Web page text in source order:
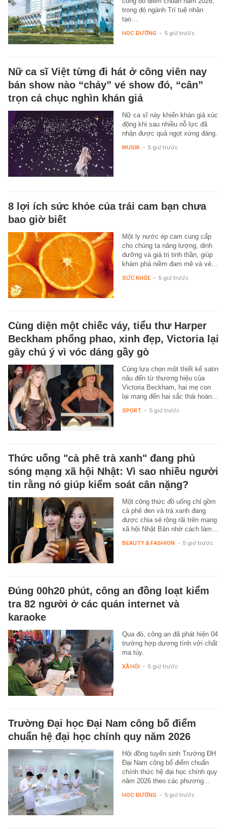
trong đó ngành Trí tuệ nhân
tạo…
HỌC ĐƯỜNG - 5 giờ trước
Nữ ca sĩ Việt từng đi hát ở công viên nay
bán show nào “cháy” vé show đó, “cân”
trọn cả chục nghìn khán giả
Nữ ca sĩ này khiến khán giả xúc
động khi sau nhiều nỗ lực đã
nhận được quả ngọt xứng đáng.
MUSIK - 5 giờ trước
8 lợi ích sức khỏe của trái cam bạn chưa
bao giờ biết
Một ly nước ép cam cung cấp
cho chúng ta năng lượng, dinh
dưỡng và giá trị tinh thần, giúp
khám phá niềm đam mê và vẻ…
SỨC KHỎE - 5 giờ trước
Cùng diện một chiếc váy, tiểu thư Harper
Beckham phổng phao, xinh đẹp, Victoria lại
gây chú ý vì vóc dáng gầy gò
Cùng lựa chọn một thiết kế satin
nâu đến từ thương hiệu của
Victoria Beckham, hai mẹ con
lại mang đến hai sắc thái hoàn…
SPORT - 5 giờ trước
Thức uống "cà phê trà xanh" đang phủ
sóng mạng xã hội Nhật: Vì sao nhiều người
tin rằng nó giúp kiểm soát cân nặng?
Một công thức đồ uống chỉ gồm
cà phê đen và trà xanh đang
được chia sẻ rộng rãi trên mạng
xã hội Nhật Bản nhờ cách làm…
BEAUTY & FASHION - 5 giờ trước
Đúng 00h20 phút, công an đồng loạt kiểm
tra 82 người ở các quán internet và
karaoke
Qua đó, công an đã phát hiện 04
trường hợp dương tính với chất
ma túy.
XÃ HỘI - 5 giờ trước
Trường Đại học Đại Nam công bố điểm
chuẩn hệ đại học chính quy năm 2026
Hội đồng tuyển sinh Trường ĐH
Đại Nam công bố điểm chuẩn
chính thức hệ đại học chính quy
năm 2026 theo các phương…
HỌC ĐƯỜNG - 5 giờ trước